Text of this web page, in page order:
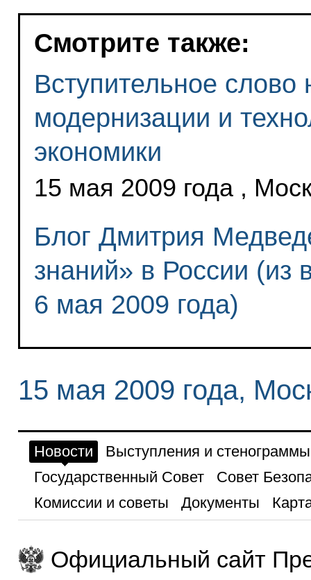
Смотрите также:
Вступительное
модернизации и
экономики
15 мая 2009 года ,
Блог Дмитрия
знаний» в России (из
6 мая 2009 года)
15 мая 2009 года,
Новости
Выступления и стенограммы
Государственный Совет
Совет
Комиссии и советы
Документы
Официальный сайт